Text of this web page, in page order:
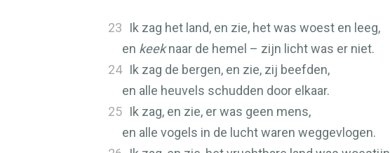
23
Ik zag het land, en zie, het was woest en leeg,
en keeknaar de hemel – zijn licht was er niet.
24 Ik zag de bergen, en zie, zij beefden,
en alle heuvels schudden door elkaar.
25 Ik zag, en zie, er was geen mens,
en alle vogels in de lucht waren weggevlogen.